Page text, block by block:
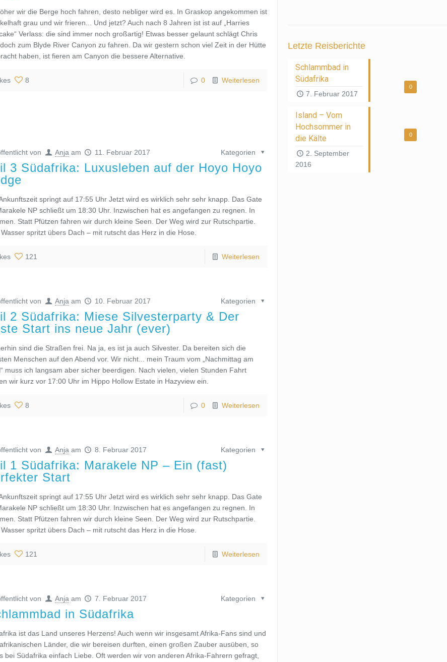
wir die Berge hoch fahren, desto nebliger wird es. In Graskop angekommen ist
grau und wir frieren... Und jetzt? Auch nach 8 Jahren ist ist auf „Harries
Verlass: die sind immer noch großartig! Etwas besser gelaunt schlägt Chris
zum Blyde River Canyon zu fahren. Da wir gestern schon viel Zeit in der Hütte
haben, ist fieren am Canyon die bessere Alternative.
8 0 Weiterlesen
von Anja am 11. Februar 2017 Kategorien
3 Südafrika: Luxusleben auf der Hoyo Hoyo
springt auf 17:55 Uhr Jetzt wird es wirklich sehr sehr knapp. Das Gate
NP schließt um 18:30 Uhr. Inzwischen hat es angefangen zu regnen. In
Statt Pfützen fahren wir durch kleine Seen. Der Weg wird zur Rutschpartie.
spritzt übers Dach – mit rutscht das Herz in die Hose.
121 Weiterlesen
von Anja am 10. Februar 2017 Kategorien
2 Südafrika: Miese Silvesterparty & Der
Start ins neue Jahr (ever)
sind die Straßen frei. Na ja, es ist ja auch Silvester. Da bereiten sich die
Menschen auf den Abend vor. Wir nicht... mein Traum vom „Nachmittag am
muss ich langsam aber sicher beerdigen. Nach vielen, vielen Stunden Fahrt
wir kurz vor 17:00 Uhr im Hippo Hollow Estate in Hazyview ein.
8 0 Weiterlesen
von Anja am 8. Februar 2017 Kategorien
1 Südafrika: Marakele NP – Ein (fast)
Start
springt auf 17:55 Uhr Jetzt wird es wirklich sehr sehr knapp. Das Gate
NP schließt um 18:30 Uhr. Inzwischen hat es angefangen zu regnen. In
Statt Pfützen fahren wir durch kleine Seen. Der Weg wird zur Rutschpartie.
spritzt übers Dach – mit rutscht das Herz in die Hose.
121 Weiterlesen
von Anja am 7. Februar 2017 Kategorien
in Südafrika
ist das Land unseres Herzens! Auch wenn wir insgesamt Afrika-Fans sind und
Länder, die wir bereisen durften, einen großen Zauber ausüben, so
bei Südafrika einfach Liebe. Oft werden wir von anderen Afrika-Fahrern gefragt,
Letzte Reisberichte
0
Schlammbad in
Südafrika
7. Februar 2017
0
Island – Vom
Hochsommer in
die Kälte
2. September
2016